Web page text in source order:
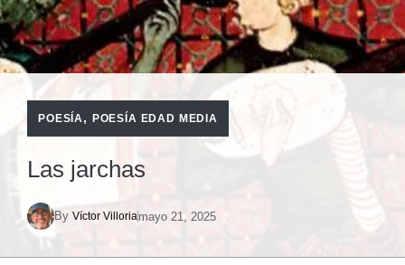
POESÍA, POESÍA EDAD MEDIA
Las jarchas
By Víctor Villoriamayo 21, 2025